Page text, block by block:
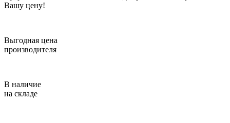
Вашу цену!
Выгодная цена
производителя
В наличие
на складе